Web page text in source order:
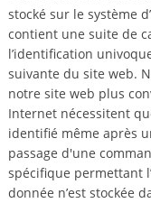
stocké sur le système
contient une suite de
l’identification
suivante du site web.
notre site web plus
Internet nécessitent
identifié même après
passage d'une
spécifique permettant
donnée n’est stockée